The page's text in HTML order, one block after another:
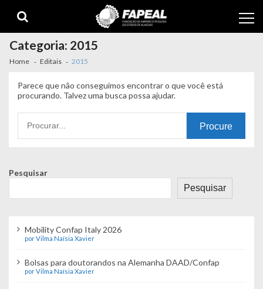
navigation
content
Categoria: 2015
Home Editais 2015
Parece que não conseguimos encontrar o que você está
procurando. Talvez uma busca possa ajudar.
por:
Pesquisar
Pesquisar
Mobility Confap Italy 2026
por Vilma Naísia Xavier
Bolsas para doutorandos na Alemanha DAAD/Confap
por Vilma Naísia Xavier